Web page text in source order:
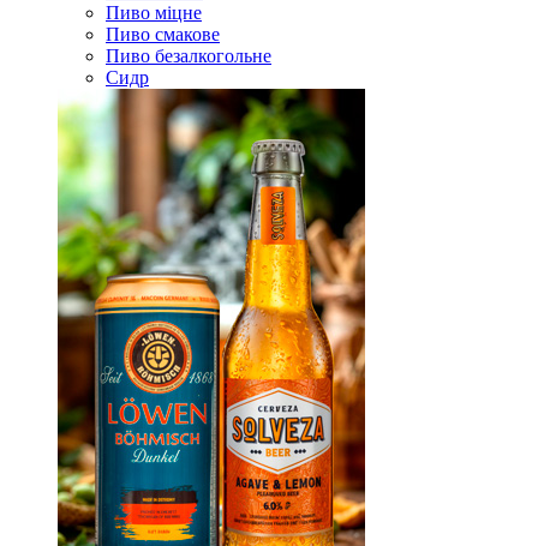
Пиво міцне
Пиво смакове
Пиво безалкогольне
Сидр